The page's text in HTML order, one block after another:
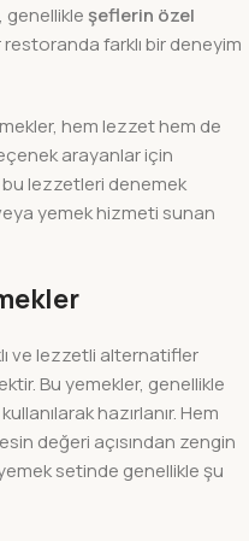
genellikle şeflerin özel
farklı bir deneyim
hem lezzet hem de
arayanlar için
lezzetleri denemek
yemek hizmeti sunan
ve lezzetli alternatifler
Bu yemekler, genellikle
hazırlanır. Hem
değeri açısından zengin
setinde genellikle şu